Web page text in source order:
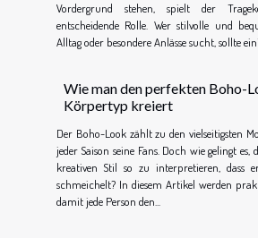
Vordergrund stehen, spielt der
entscheidende Rolle. Wer stilvolle und
Alltag oder besondere Anlässe sucht, sollte
Wie man den perfekten Boho-
Körpertyp kreiert
Der Boho-Look zählt zu den vielseitigsten
jeder Saison seine Fans. Doch wie gelingt
kreativen Stil so zu interpretieren, dass
schmeichelt? In diesem Artikel werden
damit jede Person den...